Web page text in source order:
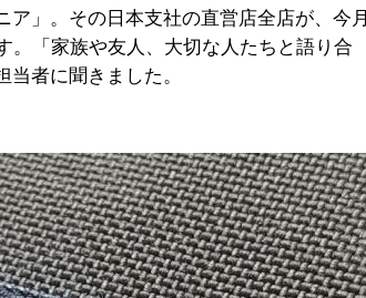
」。その日本支社の直営店全店が、今月
。「家族や友人、大切な人たちと語り合
者に聞きました。